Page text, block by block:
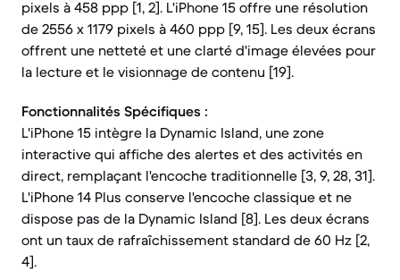
pixels à 458 ppp [1, 2]. L'iPhone 15 offre une résolution
de 2556 x 1179 pixels à 460 ppp [9, 15]. Les deux écrans
offrent une netteté et une clarté d'image élevées pour
la lecture et le visionnage de contenu [19].
Fonctionnalités Spécifiques :
L'iPhone 15 intègre la Dynamic Island, une zone
interactive qui affiche des alertes et des activités en
direct, remplaçant l'encoche traditionnelle [3, 9, 28, 31].
L'iPhone 14 Plus conserve l'encoche classique et ne
dispose pas de la Dynamic Island [8]. Les deux écrans
ont un taux de rafraîchissement standard de 60 Hz [2,
4].